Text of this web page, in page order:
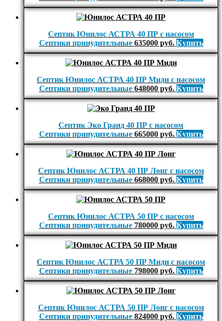
Септик Юнилос АСТРА 40 ПР с насосом
Септики принудительные 635000руб. Купить
Септик Юнилос АСТРА 40 ПР Миди с насосом
Септики принудительные 648000руб. Купить
Септик Эко Гранд 40 ПР с насосом
Септики принудительные 665000руб. Купить
Септик Юнилос АСТРА 40 ПР Лонг с насосом
Септики принудительные 668000руб. Купить
Септик Юнилос АСТРА 50 ПР с насосом
Септики принудительные 780000руб. Купить
Септик Юнилос АСТРА 50 ПР Миди с насосом
Септики принудительные 798000руб. Купить
Септик Юнилос АСТРА 50 ПР Лонг с насосом
Септики принудительные 824000руб. Купить